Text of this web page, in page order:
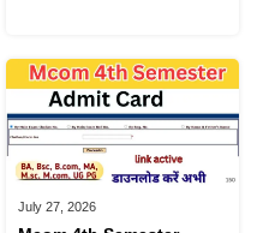
July 27, 2026